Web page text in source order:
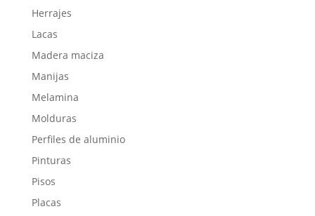
Herrajes
Lacas
Madera maciza
Manijas
Melamina
Molduras
Perfiles de aluminio
Pinturas
Pisos
Placas